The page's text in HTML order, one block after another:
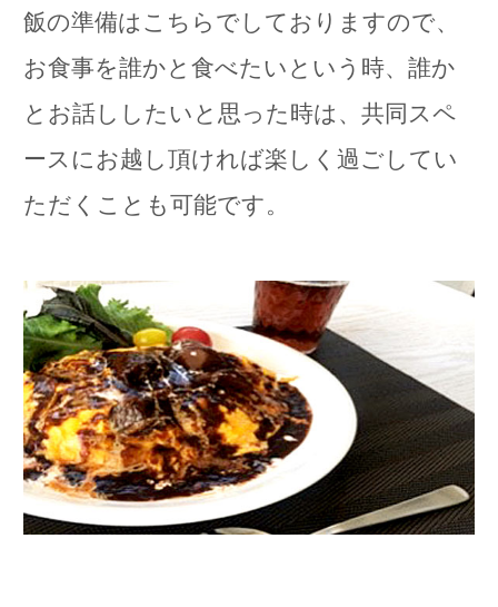
飯の準備はこちらでしておりますので、
お食事を誰かと食べたいという時、誰か
とお話ししたいと思った時は、共同スペ
ースにお越し頂ければ楽しく過ごしてい
ただくことも可能です。